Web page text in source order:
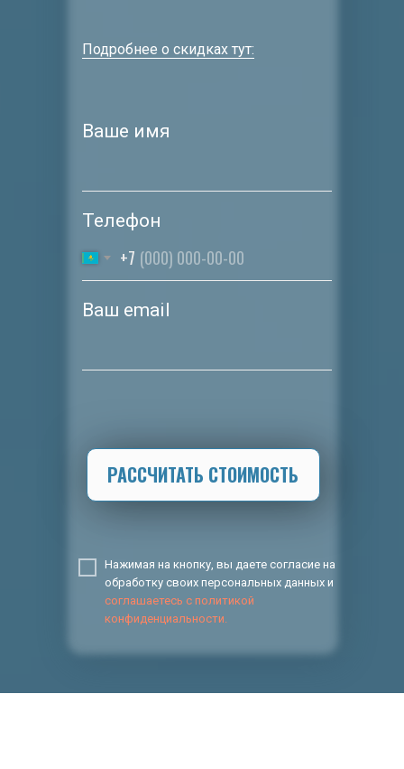
РАССЧИТАТЬ СТОИМОСТЬ
Ваше имя
Телефон
+7
Ваш email
Нажимая на кнопку, вы даете согласие на
обработку своих персональных данных и
соглашаетесь с политикой
конфиденциальности.
Подробнее о скидках тут: